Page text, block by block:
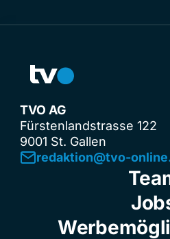
TVO AG
Fürstenlandstrasse 122
9001 St. Gallen
redaktion@tvo-